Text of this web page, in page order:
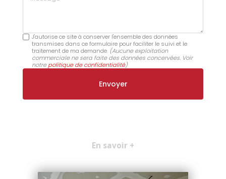
J'autorise ce site à conserver l'ensemble des données
transmises dans ce formulaire pour faciliter le suivi et le
traitement de ma demande. (Aucune exploitation
commerciale ne sera faite des données concervées. Voir
notrepolitique de confidentialité)
En savoir +